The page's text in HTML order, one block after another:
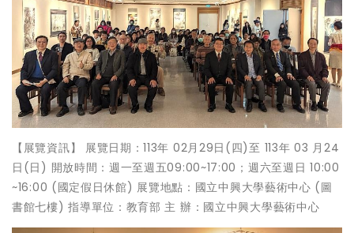
【展覽資訊】 展覽日期：113年 02月29日(四)至 113年 03 月24
日(日) 開放時間：週一至週五09:00~17:00；週六至週日 10:00
~16:00 (國定假日休館) 展覽地點：國立中興大學藝術中心 (圖
書館七樓) 指導單位：教育部 主 辦：國立中興大學藝術中心